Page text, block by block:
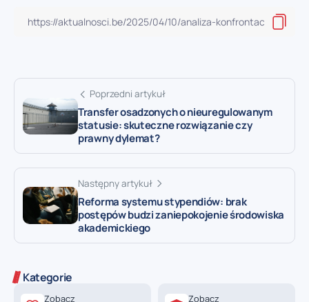
Poprzedni artykuł
Transfer osadzonych o nieuregulowanym
statusie: skuteczne rozwiązanie czy
prawny dylemat?
Następny artykuł
Reforma systemu stypendiów: brak
postępów budzi zaniepokojenie środowiska
akademickiego
Kategorie
Zobacz Zobacz